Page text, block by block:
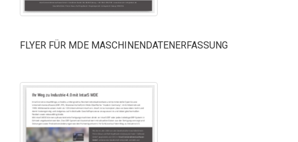
FLYER FÜR MDE MASCHINENDATENERFASSUNG